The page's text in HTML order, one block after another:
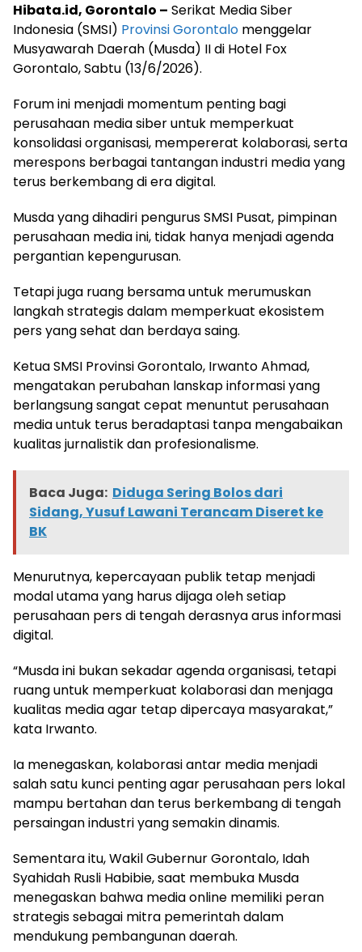
Hibata.id, Gorontalo – Serikat Media Siber
Indonesia (SMSI) Provinsi Gorontalo menggelar
Musyawarah Daerah (Musda) II di Hotel Fox
Gorontalo, Sabtu (13/6/2026).
Forum ini menjadi momentum penting bagi
perusahaan media siber untuk memperkuat
konsolidasi organisasi, mempererat kolaborasi, serta
merespons berbagai tantangan industri media yang
terus berkembang di era digital.
Musda yang dihadiri pengurus SMSI Pusat, pimpinan
perusahaan media ini, tidak hanya menjadi agenda
pergantian kepengurusan.
Tetapi juga ruang bersama untuk merumuskan
langkah strategis dalam memperkuat ekosistem
pers yang sehat dan berdaya saing.
Ketua SMSI Provinsi Gorontalo, Irwanto Ahmad,
mengatakan perubahan lanskap informasi yang
berlangsung sangat cepat menuntut perusahaan
media untuk terus beradaptasi tanpa mengabaikan
kualitas jurnalistik dan profesionalisme.
Baca Juga: Diduga Sering Bolos dari
Sidang, Yusuf Lawani Terancam Diseret ke
BK
Menurutnya, kepercayaan publik tetap menjadi
modal utama yang harus dijaga oleh setiap
perusahaan pers di tengah derasnya arus informasi
digital.
“Musda ini bukan sekadar agenda organisasi, tetapi
ruang untuk memperkuat kolaborasi dan menjaga
kualitas media agar tetap dipercaya masyarakat,”
kata Irwanto.
Ia menegaskan, kolaborasi antar media menjadi
salah satu kunci penting agar perusahaan pers lokal
mampu bertahan dan terus berkembang di tengah
persaingan industri yang semakin dinamis.
Sementara itu, Wakil Gubernur Gorontalo, Idah
Syahidah Rusli Habibie, saat membuka Musda
menegaskan bahwa media online memiliki peran
strategis sebagai mitra pemerintah dalam
mendukung pembangunan daerah.